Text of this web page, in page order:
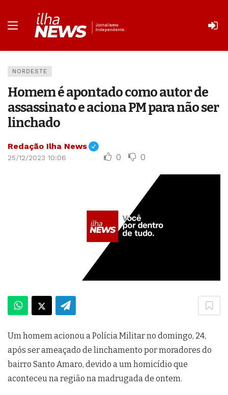
NORDESTE
Homem é apontado como autor de
assassinato e aciona PM para não ser
linchado
Redação Ilha News
25/12/2023 10:06 0 0
Um homem acionou a Polícia Militar no domingo, 24,
após ser ameaçado de linchamento por moradores do
bairro Santo Amaro, devido a um homicídio que
aconteceu na região na madrugada de ontem.